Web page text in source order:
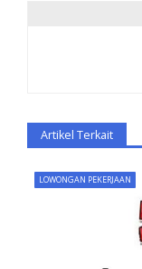
v
g
Artikel Terkait
LOWONGAN PEKERJAAN